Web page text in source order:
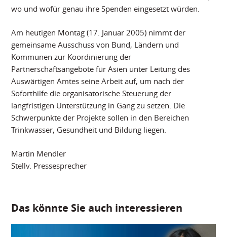
wo und wofür genau ihre Spenden eingesetzt würden.
Am heutigen Montag (17. Januar 2005) nimmt der
gemeinsame Ausschuss von Bund, Ländern und
Kommunen zur Koordinierung der
Partnerschaftsangebote für Asien unter Leitung des
Auswärtigen Amtes seine Arbeit auf, um nach der
Soforthilfe die organisatorische Steuerung der
langfristigen Unterstützung in Gang zu setzen. Die
Schwerpunkte der Projekte sollen in den Bereichen
Trinkwasser, Gesundheit und Bildung liegen.
Martin Mendler
Stellv. Pressesprecher
Das könnte Sie auch interessieren